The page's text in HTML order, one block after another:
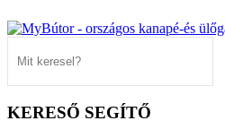
KERESŐ SEGÍTŐ